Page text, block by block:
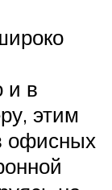
и в
этим
офисных